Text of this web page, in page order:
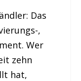
Das
,
Wer
zehn
hat,